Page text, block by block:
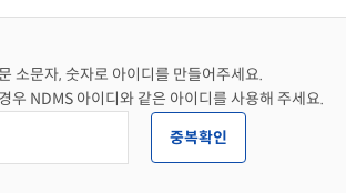
소문자, 숫자로 아이디를 만들어주세요.
NDMS 아이디와 같은 아이디를 사용해 주세요.